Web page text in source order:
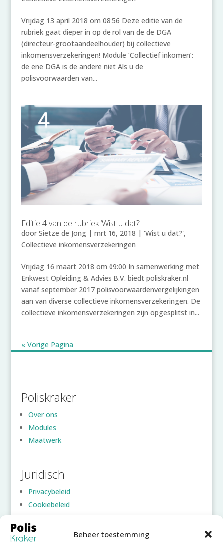
Beheer toestemming
Vrijdag 13 april 2018 om 08:56 Deze editie van de
rubriek gaat dieper in op de rol van de de DGA
(directeur-grootaandeelhouder) bij collectieve
inkomensverzekeringen! Module ‘Collectief inkomen’:
de ene DGA is de andere niet Als u de
polisvoorwaarden van...
Editie 4 van de rubriek ‘Wist u dat?’
door Sietze de Jong| mrt 16, 2018 | 'Wist u dat?',
Collectieve inkomensverzekeringen
Vrijdag 16 maart 2018 om 09:00 In samenwerking met
Enkwest Opleiding & Advies B.V. biedt poliskraker.nl
vanaf september 2017 polisvoorwaardenvergelijkingen
aan van diverse collectieve inkomensverzekeringen. De
collectieve inkomensverzekeringen zijn opgesplitst in...
« Vorige Pagina
Poliskraker
Over ons
Modules
Maatwerk
Juridisch
Privacybeleid
Cookiebeleid
Algemene voorwaarden